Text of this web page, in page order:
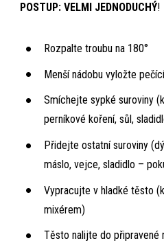
POSTUP: VELMI JEDNODUCHÝ!
Rozpalte troubu na 180°
Menší nádobu vyložte
Smíchejte sypké suroviny
perníkové koření, sůl,
Přidejte ostatní suroviny
máslo, vejce, sladidlo –
Vypracujte v hladké těsto
mixérem)
Těsto nalijte do připravené